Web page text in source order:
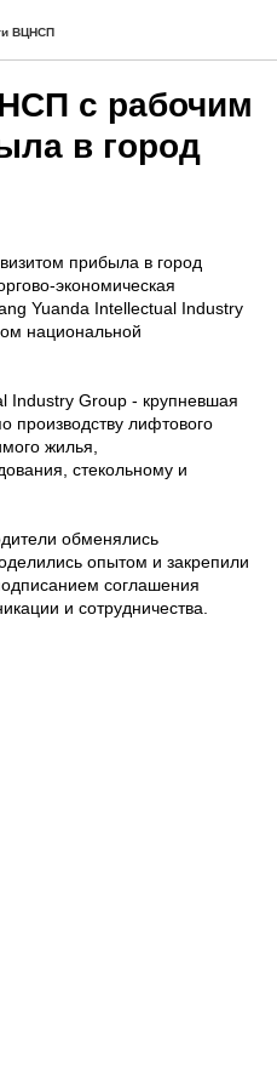
ВЦНСП
с рабочим
в город
прибыла в город
экономическая
Yuanda Intellectual Industry
национальной
Industry Group - крупневшая
производству лифтового
жилья,
стекольному и
обменялись
опытом и закрепили
соглашения
и сотрудничества.